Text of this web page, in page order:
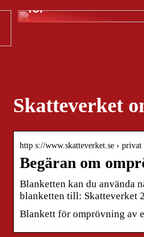
för
Skatteverket
http s://www.skatteverket.se ›
Begäran om
Blanketten kan du använda
blanketten till: Skatteverket
Blankett för omprövning av